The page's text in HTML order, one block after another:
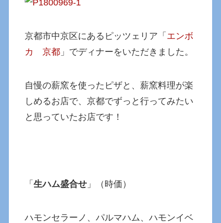
京都市中京区にあるピッツェリア「 エンボ
カ 京都 」でディナーをいただきました。
自慢の薪窯を使ったピザと、薪窯料理が楽
しめるお店で、京都でずっと行ってみたい
と思っていたお店です！
「生ハム盛合せ 」（時価）
ハモンセラーノ、パルマハム、ハモンイベ